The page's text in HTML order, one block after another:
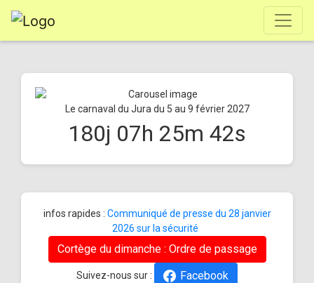
Le carnaval du Jura du 5 au 9 février 2027
180j 07h 25m 42s
infos rapides : Communiqué de presse du 28 janvier
2026 sur la sécurité
Cortège du dimanche : Ordre de passage
Suivez-nous sur :
Facebook